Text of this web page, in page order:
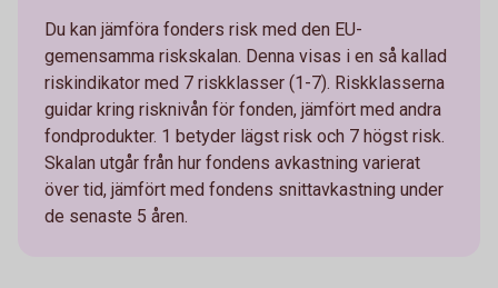
Du kan jämföra fonders risk med den EU-
gemensamma riskskalan. Denna visas i en så kallad
riskindikator med 7 riskklasser (1-7). Riskklasserna
guidar kring risknivån för fonden, jämfört med andra
fondprodukter. 1 betyder lägst risk och 7 högst risk.
Skalan utgår från hur fondens avkastning varierat
över tid, jämfört med fondens snittavkastning under
de senaste 5 åren.